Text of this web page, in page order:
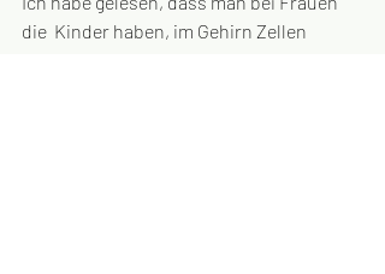
die  Kinder haben, im Gehirn Zellen